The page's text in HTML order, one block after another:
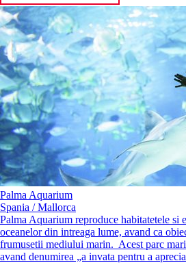
Palma Aquarium
Spania / Mallorca
Palma Aquarium reproduce habitatetele si
oceanelor din intreaga lume, avand ca
frumusetii mediului marin. Acest parc
avand denumirea „a invata pentru a